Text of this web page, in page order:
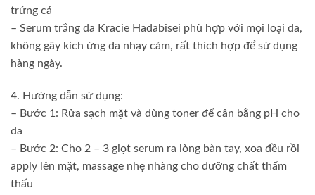
trứng cá
– Serum trắng da Kracie Hadabisei phù hợp với mọi loại da,
không gây kích ứng da nhạy cảm, rất thích hợp để sử dụng
hàng ngày.
4. Hướng dẫn sử dụng:
– Bước 1: Rửa sạch mặt và dùng toner để cân bằng pH cho
da
– Bước 2: Cho 2 – 3 giọt serum ra lòng bàn tay, xoa đều rồi
apply lên mặt, massage nhẹ nhàng cho dưỡng chất thẩm
thấu